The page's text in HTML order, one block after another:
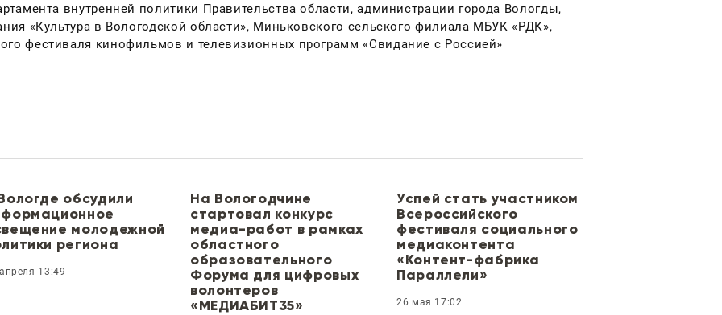
внутренней политики Правительства области, администрации города Вологды,
«Культура в Вологодской области», Миньковского сельского филиала МБУК «РДК»,
фестиваля кинофильмов и телевизионных программ «Свидание с Россией»
обсудили
молодежной
региона
13:49
На Вологодчине
стартовал конкурс
медиа-работ в рамках
областного
образовательного
Форума для цифровых
волонтеров
«МЕДИАБИТ35»
Успей стать участником
Всероссийского
фестиваля социального
медиаконтента
«Контент-фабрика
Параллели»
26 мая 17:02